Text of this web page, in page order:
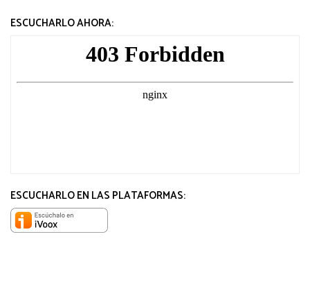
ESCUCHARLO AHORA:
ESCUCHARLO EN LAS PLATAFORMAS: